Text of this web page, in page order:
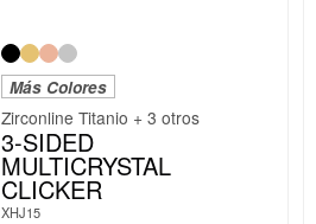
Más Colores
Zirconline Titanio + 3 otros
3-SIDED
MULTICRYSTAL
CLICKER
XHJ15